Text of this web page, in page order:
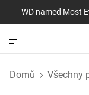
WD named Most
Domů Všechny